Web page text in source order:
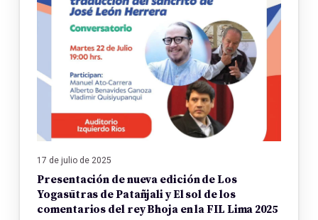
17 de julio de 2025
Presentación de nueva edición de Los
Yogasūtras de Patañjali y El sol de los
comentarios del rey Bhoja en la FIL Lima 2025